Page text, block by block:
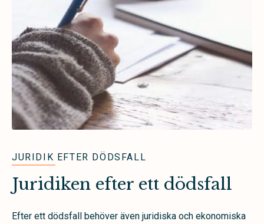
JURIDIK EFTER DÖDSFALL
Juridiken efter ett dödsfall
Efter ett dödsfall behöver även juridiska och ekonomiska